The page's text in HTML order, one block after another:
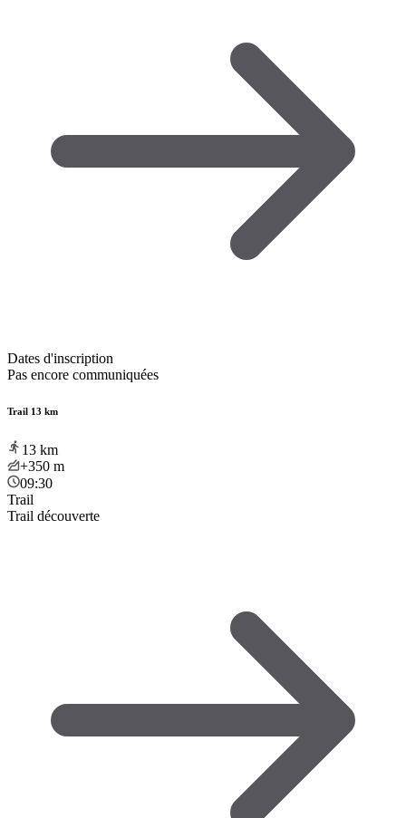
Dates d'inscription
Pas encore communiquées
Trail 13 km
13 km
+350 m
09:30
Trail
Trail découverte